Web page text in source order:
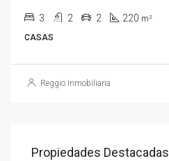
3 2 2 220 m²
CASAS
Reggio Inmobiliaria
Propiedades Destacadas